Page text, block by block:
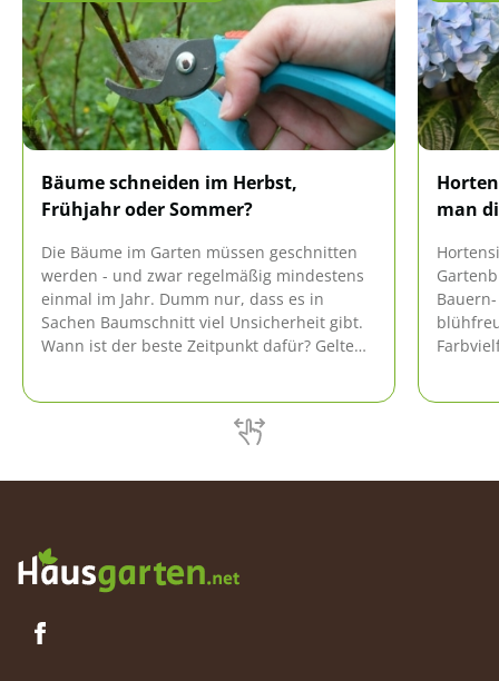
Bäume schneiden im Herbst,
Frühjahr oder Sommer?
Die Bäume im Garten müssen geschnitten
werden - und zwar regelmäßig mindestens
einmal im Jahr. Dumm nur, dass es in
Sachen Baumschnitt viel Unsicherheit gibt.
Wann ist der beste Zeitpunkt dafür? Gelten
man